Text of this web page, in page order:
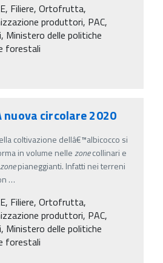
Filiere, Ortofrutta,
produttori, PAC,
Ministero delle politiche
forestali
nuova circolare 2020
coltivazione dellâ€™albicocco si
in volume nellezonecollinari e
zonepianeggianti. Infatti nei terreni
…
Filiere, Ortofrutta,
produttori, PAC,
Ministero delle politiche
forestali